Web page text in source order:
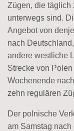
Zügen, die täglich
unterwegs sind.
Angebot von
nach
andere westliche
Strecke von
Wochenende
zehn regulären
Der polnische
am Samstag nach